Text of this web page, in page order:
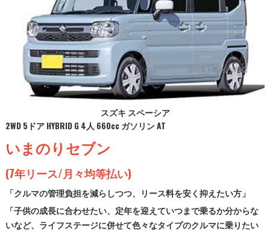
スズキ スペーシア
2WD 5ドア HYBRID G 4人 660cc ガソリン AT
いまのりセブン
(7年リース/月々均等払い)
「クルマの管理負担を減らしつつ、リース料を安く抑えたい方」
「子供の成長に合わせたい、定年を迎えていつまで乗るか分からな
いなど、ライフステージに併せて色々なタイプのクルマに乗りたい